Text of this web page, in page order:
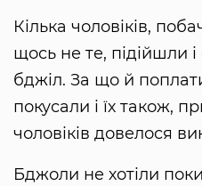
Кілька чоловіків,
щось не те, підійшли
бджіл. За що й
покусали і їх також,
чоловіків довелося
Бджоли не хотіли